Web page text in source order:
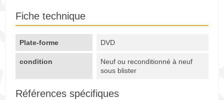
Fiche technique
Plate-forme DVD
condition
Neuf ou reconditionné à neuf
sous blister
Références spécifiques